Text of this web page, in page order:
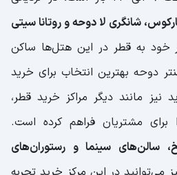
شانگری لا دوحه و روتانا سیتی
خود به قطر در این هتل‌ها ساکن
دوحه بهترین انتخاب برای خرید
نیز مانند دیگر مراکز خرید قطر،
برای مشتریان فراهم کرده است.
سالن‌های سینما و رستوران‌های